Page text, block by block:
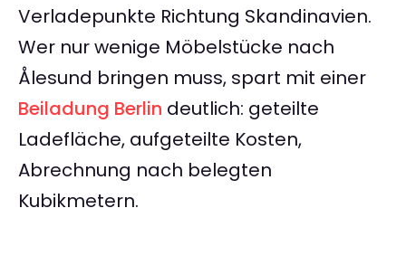
Verladepunkte Richtung Skandinavien.
Wer nur wenige Möbelstücke nach
Ålesund bringen muss, spart mit einer
Beiladung Berlin deutlich: geteilte
Ladefläche, aufgeteilte Kosten,
Abrechnung nach belegten
Kubikmetern.